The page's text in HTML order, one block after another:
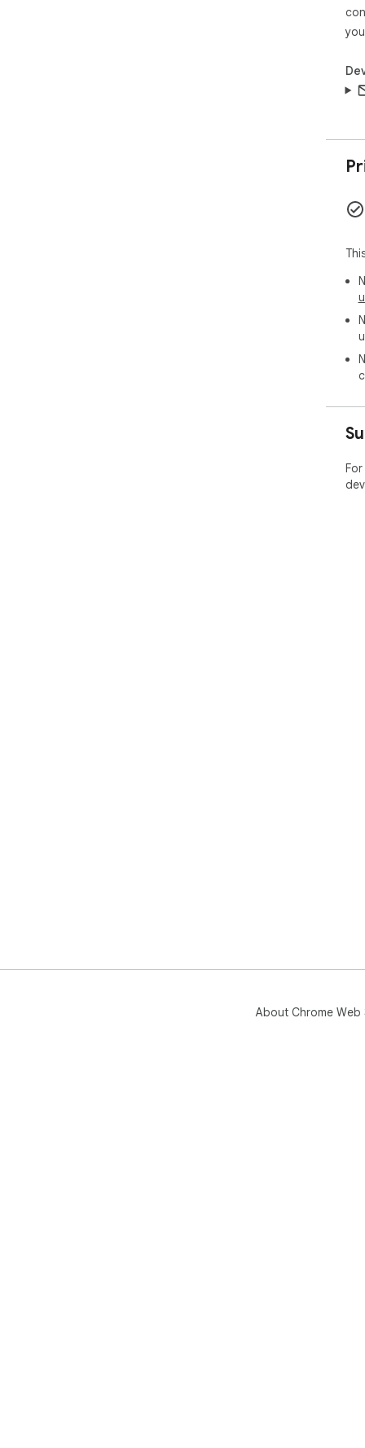
About Chrome Web